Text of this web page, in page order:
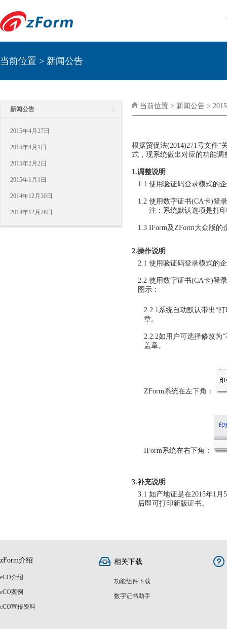
当前位置 > 新闻公告
新闻公告
2015年4月27日
2015年4月1日
2015年2月2日
2015年1月1日
2014年12月30日
2014年12月26日
当前位置 > 新闻公告 >
根据贸促法(2014)271号文件“
式，现系统做出对应的功能调
1.调整说明
1.1 使用验证码登录模式的
1.2 使用数字证书(CA卡)登
注：系统默认选项是打
1.3 IForm及ZForm大众版
2.操作说明
2.1 使用验证码登录模式的
2.2 使用数字证书(CA卡)登
图示：
2.2.1系统自动默认带出“
章。
2.2.2如用户可选择修改为
盖章。
ZForm系统在左下角：
IForm系统在右下角：
3.补充说明
3.1 如产地证是在2015年1
后即可打印新版证书。
zForm介绍
eCO介绍
eCO案例
eCO宣传资料
相关下载
功能组件下载
数字证书助手